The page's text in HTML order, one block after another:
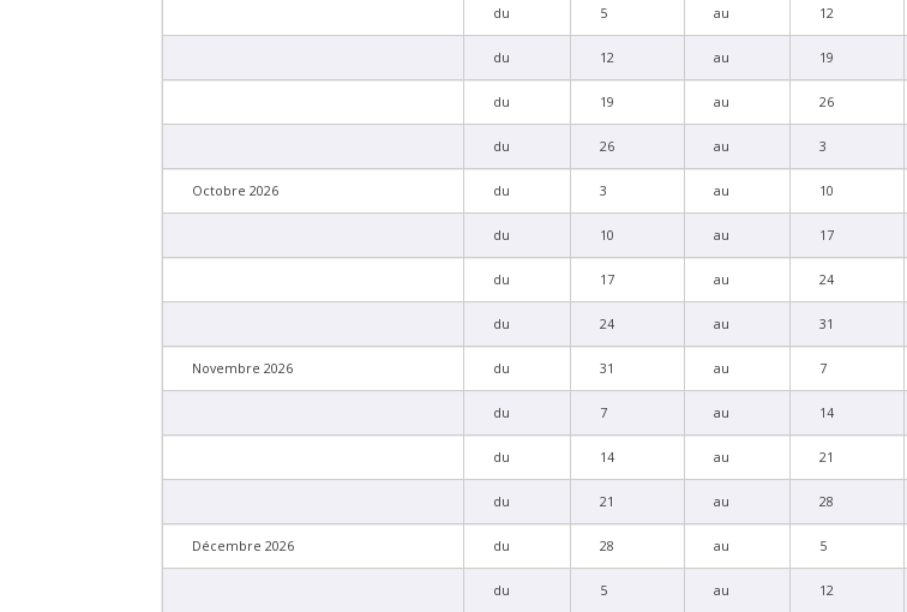
du 5 au 12
du 12 au 19
du 19 au 26
du 26 au 3
Octobre 2026 du 3 au 10
du 10 au 17
du 17 au 24
du 24 au 31
Novembre 2026 du 31 au 7
du 7 au 14
du 14 au 21
du 21 au 28
Décembre 2026 du 28 au 5
du 5 au 12